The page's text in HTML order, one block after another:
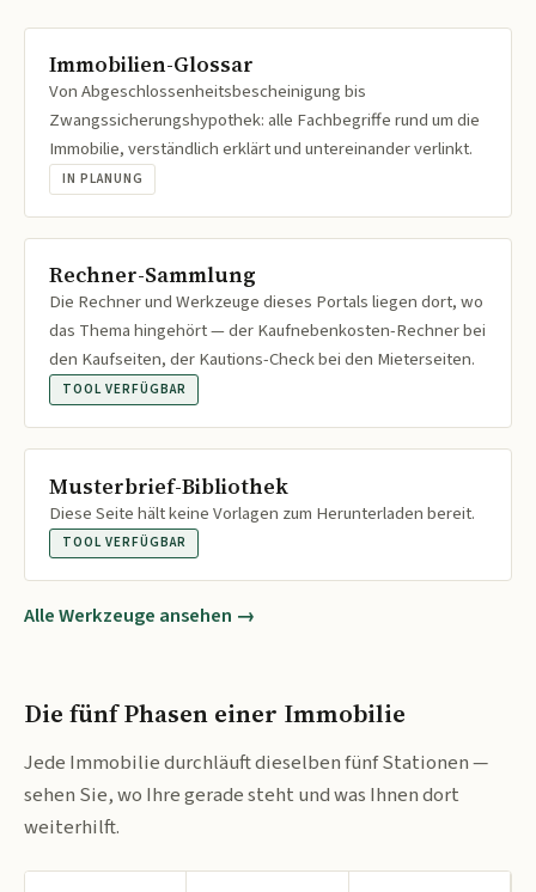
Immobilien-Glossar
Von Abgeschlossenheitsbescheinigung bis
Zwangssicherungshypothek: alle Fachbegriffe rund um die
Immobilie, verständlich erklärt und untereinander verlinkt.
IN PLANUNG
Rechner-Sammlung
Die Rechner und Werkzeuge dieses Portals liegen dort, wo
das Thema hingehört — der Kaufnebenkosten-Rechner bei
den Kaufseiten, der Kautions-Check bei den Mieterseiten.
TOOL VERFÜGBAR
Musterbrief-Bibliothek
Diese Seite hält keine Vorlagen zum Herunterladen bereit.
TOOL VERFÜGBAR
Alle Werkzeuge ansehen →
Die fünf Phasen einer Immobilie
Jede Immobilie durchläuft dieselben fünf Stationen —
sehen Sie, wo Ihre gerade steht und was Ihnen dort
weiterhilft.